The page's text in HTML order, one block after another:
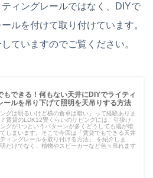
ィングレールではなく、DIYで
ルを付けて取り付けています。
ていますのでご覧ください。
もできる！何もない天井にDIYでライティ
ールを吊り下げて照明を天吊りする方法
ングは明るいけど横の食卓は暗い」って経験ありま
賃貸のLDK12畳くらいのリビングには、引掛け
グが1つというパターンが多くどうしても端が暗
てしまいます。そこで今回は「賃貸でもできる天井
ィングレールを取り付ける方法」 を紹介しま
だけでなく、植物やスピーカーなど色々吊れます